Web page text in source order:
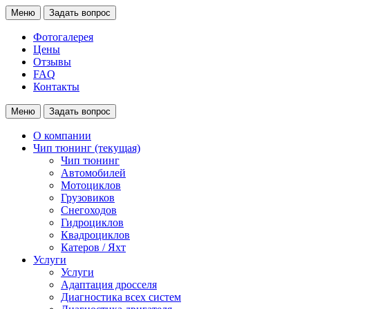
Меню Задать вопрос
Фотогалерея
Цены
Отзывы
FAQ
Контакты
Меню Задать вопрос
О компании
Чип тюнинг (текущая)
Чип тюнинг
Автомобилей
Мотоциклов
Грузовиков
Снегоходов
Гидроциклов
Квадроциклов
Катеров / Яхт
Услуги
Услуги
Адаптация дросселя
Диагностика всех систем